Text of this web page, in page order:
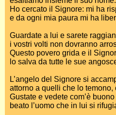
Ho cercato il Signore: mi ha
e da ogni mia paura mi ha
Guardate a lui e sarete
i vostri volti non dovranno
Questo povero grida e il
lo salva da tutte le sue
L’angelo del Signore si
attorno a quelli che lo temono,
Gustate e vedete com’è
beato l’uomo che in lui si